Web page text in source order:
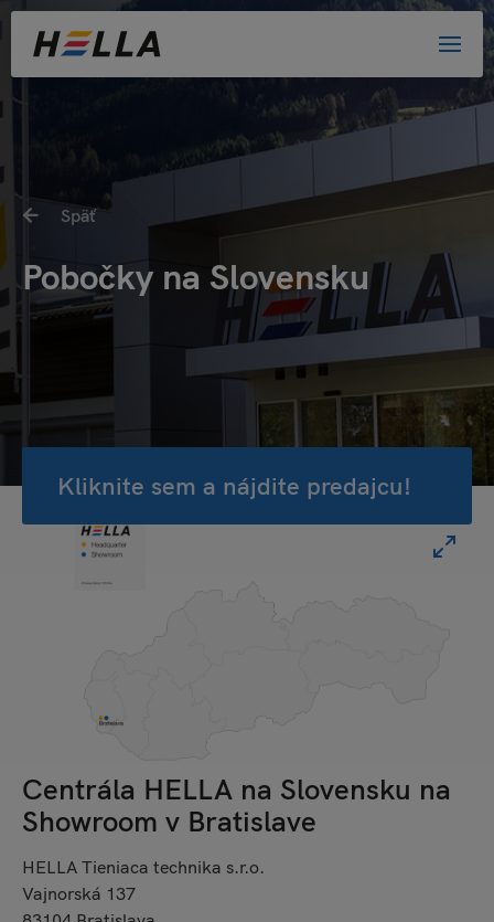
Späť
Pobočky na Slovensku
Kliknite sem a nájdite predajcu!
Centrála HELLA na Slovensku na
Showroom v Bratislave
HELLA Tieniaca technika s.r.o.
Vajnorská 137